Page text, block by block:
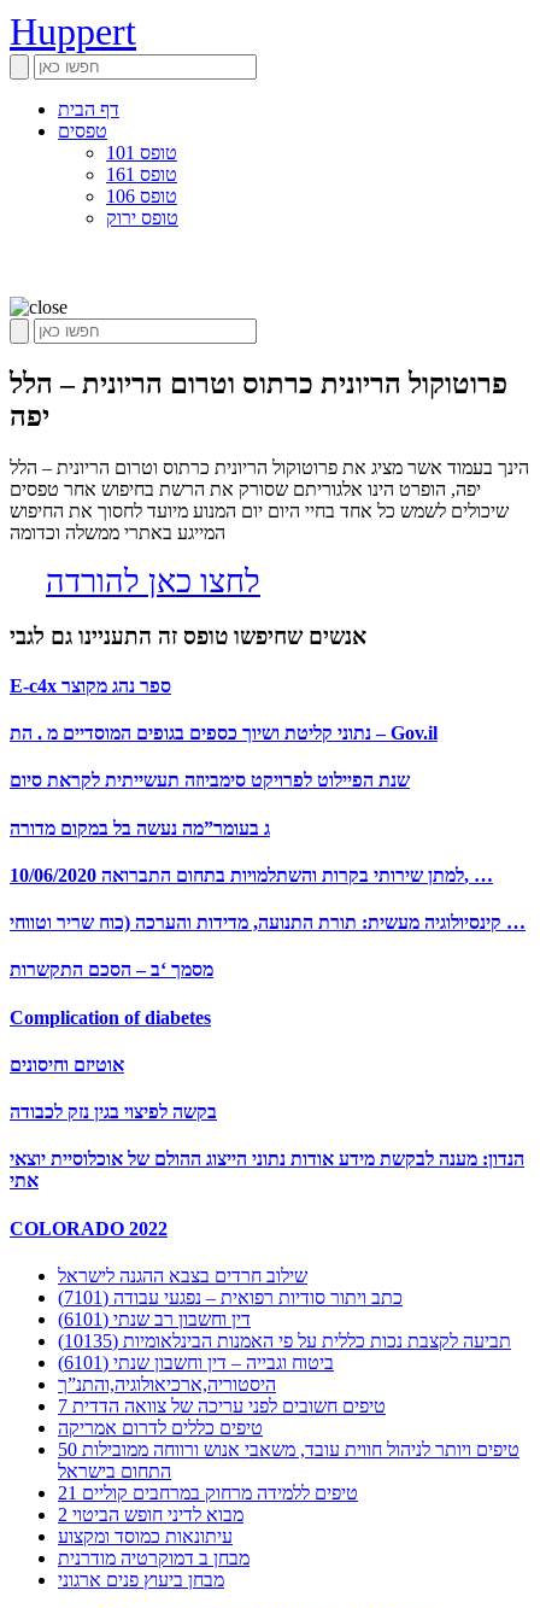
Huppert
דף הבית
טפסים
טופס 101
טופס 161
טופס 106
טופס ירוק
פרוטוקול הריונית כרתוס וטרום הריונית – הלל
יפה
הינך בעמוד אשר מציג את פרוטוקול הריונית כרתוס וטרום הריונית – הלל
יפה, הופרט הינו אלגוריתם שסורק את הרשת בחיפוש אחר טפסים
שיכולים לשמש כל אחד בחיי היום יום המנוע מיועד לחסוך את החיפוש
המייגע באתרי ממשלה וכדומה
לחצו כאן להורדה
אנשים שחיפשו טופס זה התעניינו גם לגבי
E-c4x ספר נהג מקוצר
נתוני קליטת ושיוך כספים בגופים המוסדיים מ . הת – Gov.il
שנת הפיילוט לפרויקט סימביוזה תעשייתית לקראת סיום
ג בעומר”מה נעשה בל במקום מדורה
10/06/2020 למתן שירותי בקרות והשתלמויות בתחום התברואה, …
קינסיולוגיה מעשית: תורת התנועה, מדידות והערכה (כוח שריר וטווחי …
מסמך ‘ב – הסכם התקשרות
Complication of diabetes
אוטיזם וחיסונים
בקשה לפיצוי בגין נזק לכבודה
הנדון: מענה לבקשת מידע אודות נתוני הייצוג ההולם של אוכלוסיית יוצאי
אתי
COLORADO 2022
שילוב חרדים בצבא ההגנה לישראל
כתב ויתור סודיות רפואית – נפגעי עבודה (7101)
דין וחשבון רב שנתי (6101)
תביעה לקצבת נכות כללית על פי האמנות הבינלאומיות (10135)
ביטוח וגבייה – דין וחשבון שנתי (6101)
היסטוריה,ארכיאולוגיה,והתנ”ך
7 טיפים חשובים לפני עריכה של צוואה הדדית
טיפים כללים לדרום אמריקה
50 טיפים ויותר לניהול חווית עובד, משאבי אנוש ורווחה ממובילות
התחום בישראל
21 טיפים ללמידה מרחוק במרחבים קוליים
מבוא לדיני חופש הביטוי 2
עיתונאות כמוסד ומקצוע
מבחן ב דמוקרטיה מודרנית
מבחן ביעוץ פנים ארגוני